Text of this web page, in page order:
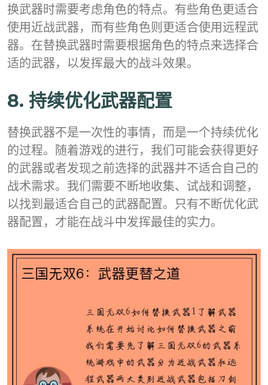
换武器时需要考虑角色的特点。有些角色更适合
使用近战武器，而有些角色则更适合使用远程武
器。在替换武器时需要根据角色的特点来选择合
适的武器，以发挥最大的战斗效果。
8. 持续优化武器配置
替换武器不是一次性的事情，而是一个持续优化
的过程。随着游戏的进行，我们可能会获得更好
的武器或者发现之前选择的武器并不适合自己的
战术需求。我们需要不断地收集、试战和调整，
以找到最适合自己的武器配置。只有不断优化武
器配置，才能在战斗中发挥最佳的实力。